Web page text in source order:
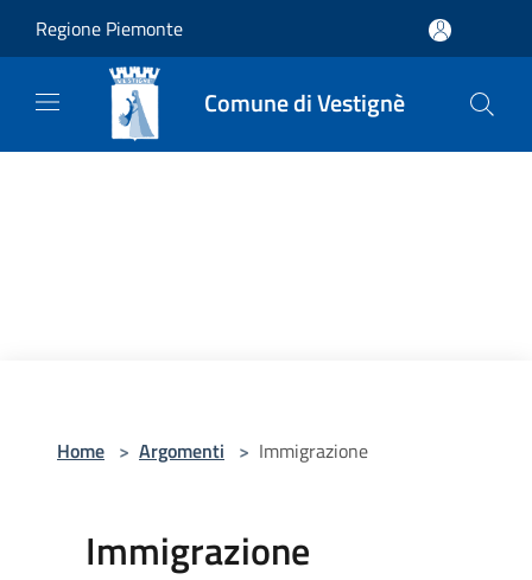
Regione Piemonte
Comune di Vestignè
Home > Argomenti > Immigrazione
Immigrazione